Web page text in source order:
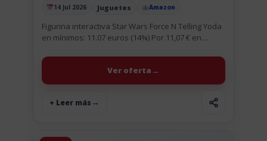
Publicado el
14 Jul 2026 Juguetes Amazon
Figurina interactiva Star Wars Force N Telling Yoda
en mínimos: 11.07 euros (14%) Por 11,07 € en
Force...
+ Leer más
Ver oferta